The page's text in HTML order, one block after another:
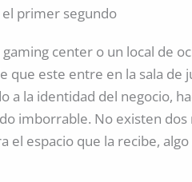
primer segundo
gaming center o un local de
que este entre en la sala de
a la identidad del negocio,
imborrable. No existen dos
el espacio que la recibe,